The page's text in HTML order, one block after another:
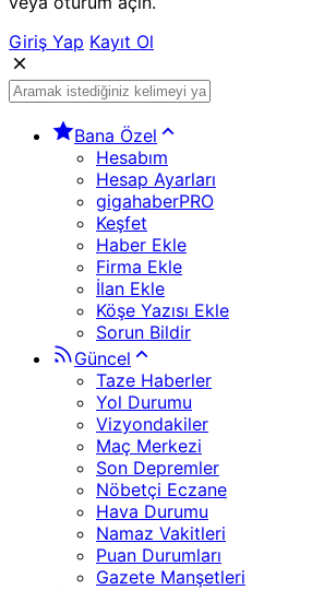
Giriş Yap Kayıt Ol
Bana Özel
Hesabım
Hesap Ayarları
gigahaberPRO
Keşfet
Haber Ekle
Firma Ekle
İlan Ekle
Köşe Yazısı Ekle
Sorun Bildir
Güncel
Taze Haberler
Yol Durumu
Vizyondakiler
Maç Merkezi
Son Depremler
Nöbetçi Eczane
Hava Durumu
Namaz Vakitleri
Puan Durumları
Gazete Manşetleri